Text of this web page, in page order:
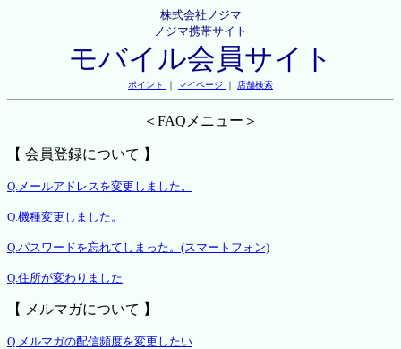
株式会社ノジマ
ノジマ携帯サイト
モバイル会員サイト
ポイント ｜ マイページ ｜ 店舗検索
＜FAQメニュー＞
【 会員登録について 】
Q.メールアドレスを変更しました。
Q.機種変更しました。
Q.パスワードを忘れてしまった。(スマートフォン)
Q.住所が変わりました
【 メルマガについて 】
Q.メルマガの配信頻度を変更したい